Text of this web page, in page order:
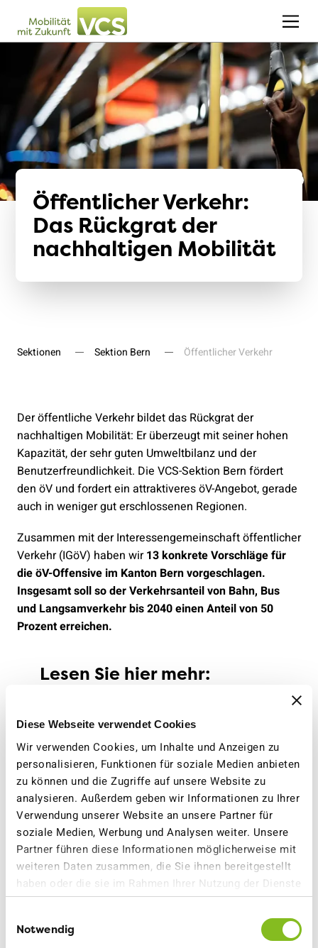
Diese Webseite verwendet Cookies
Wir verwenden Cookies, um Inhalte und Anzeigen zu
personalisieren, Funktionen für soziale Medien anbieten
zu können und die Zugriffe auf unsere Website zu
analysieren. Außerdem geben wir Informationen zu Ihrer
Verwendung unserer Website an unsere Partner für
soziale Medien, Werbung und Analysen weiter. Unsere
Partner führen diese Informationen möglicherweise mit
weiteren Daten zusammen, die Sie ihnen bereitgestellt
haben oder die sie im Rahmen Ihrer Nutzung der Dienste
gesammelt haben.
Notwendig
Öffentlicher Verkehr:
Das Rückgrat der
nachhaltigen Mobilität
Sektionen Sektion Bern Öffentlicher Verkehr
Der öffentliche Verkehr bildet das Rückgrat der
nachhaltigen Mobilität: Er überzeugt mit seiner hohen
Kapazität, der sehr guten Umweltbilanz und der
Benutzerfreundlichkeit. Die VCS-Sektion Bern fördert
den öV und fordert ein attraktiveres öV-Angebot, gerade
auch in weniger gut erschlossenen Regionen.
Zusammen mit der Interessengemeinschaft öffentlicher
Verkehr (IGöV) haben wir13 konkrete Vorschläge für
die öV-Offensive im Kanton Bern vorgeschlagen.
Insgesamt soll so der Verkehrsanteil von Bahn, Bus
und Langsamverkehr bis 2040 einen Anteil von 50
Prozent erreichen.
Lesen Sie hier mehr:
Positionspapier
Positionspapier
Medienmitteilung
Medienmitteilung